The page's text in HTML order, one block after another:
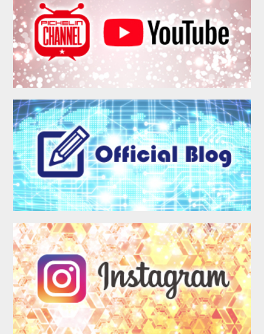
SCHEDULE
MEMBER
AUDITION